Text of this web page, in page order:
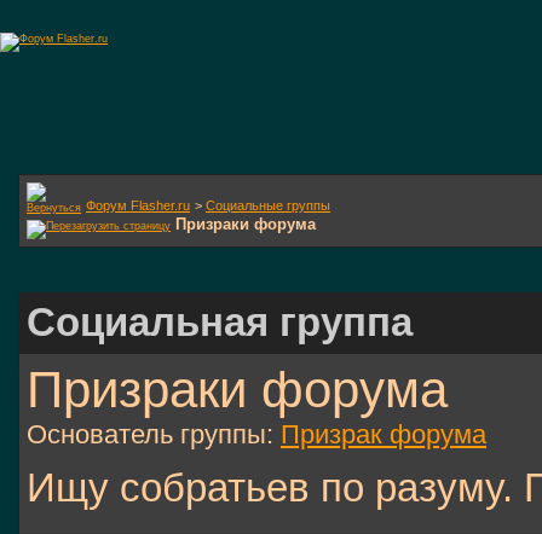
Форум Flasher.ru > Социальные группы
Призраки форума
Социальная группа
Призраки форума
Основатель группы: Призрак форума
Ищу собратьев по разуму.